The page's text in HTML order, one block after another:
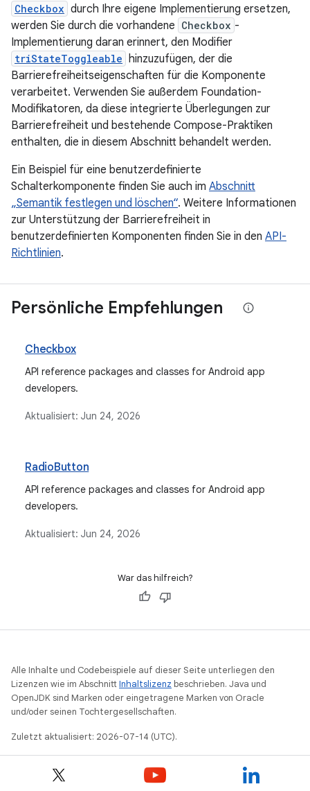
Checkbox durch Ihre eigene Implementierung ersetzen,
werden Sie durch die vorhandene Checkbox -
Implementierung daran erinnert, den Modifier
triStateToggleable hinzuzufügen, der die
Barrierefreiheitseigenschaften für die Komponente
verarbeitet. Verwenden Sie außerdem Foundation-
Modifikatoren, da diese integrierte Überlegungen zur
Barrierefreiheit und bestehende Compose-Praktiken
enthalten, die in diesem Abschnitt behandelt werden.
Ein Beispiel für eine benutzerdefinierte
Schalterkomponente finden Sie auch im Abschnitt
„Semantik festlegen und löschen“. Weitere Informationen
zur Unterstützung der Barrierefreiheit in
benutzerdefinierten Komponenten finden Sie in den API-
Richtlinien.
Persönliche Empfehlungen
Checkbox
API reference packages and classes for Android app
developers.
Aktualisiert: Jun 24, 2026
RadioButton
API reference packages and classes for Android app
developers.
Aktualisiert: Jun 24, 2026
War das hilfreich?
Alle Inhalte und Codebeispiele auf dieser Seite unterliegen den
Lizenzen wie im AbschnittInhaltslizenz beschrieben. Java und
OpenJDK sind Marken oder eingetragene Marken von Oracle
und/oder seinen Tochtergesellschaften.
Zuletzt aktualisiert: 2026-07-14 (UTC).